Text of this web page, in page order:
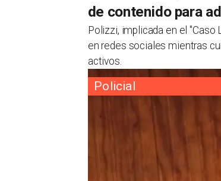
Policial
de contenido para
​Polizzi, implicada en el "Caso
en redes sociales mientras
activos.